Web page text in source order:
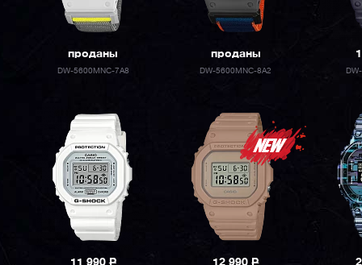
проданы
DW-5600MNC-7A8
проданы
DW-5600MNC-8A2
11 990P 12 990P